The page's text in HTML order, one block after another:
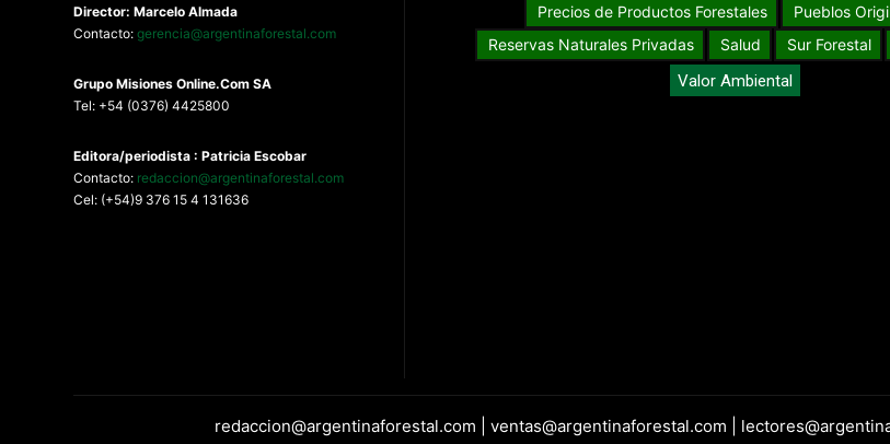
Director: Marcelo Almada
Contacto: gerencia@argentinaforestal.com
Grupo MisionesOnline.Com SA
Tel: +54 (0376) 4425800
Editora/periodista : Patricia Escobar
Contacto: redaccion@argentinaforestal.com
Cel: (+54)9 376 15 4 131636
Precios de Productos Forestales
Pueblos
Reservas Naturales Privadas
Salud Sur Forestal
Valor Ambiental
redaccion@argentinaforestal.com | ventas@argentinaforestal.com |